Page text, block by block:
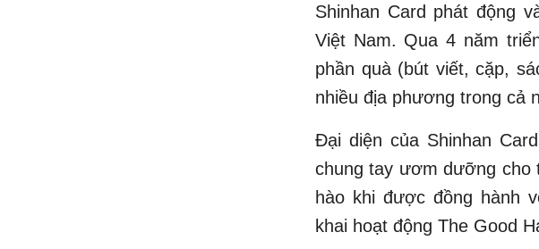
Shinhan Card phát động
Việt Nam. Qua 4 năm
phần quà (bút viết, cặp,
nhiều địa phương trong cả
Đại diện của Shinhan
chung tay ươm dưỡng cho
hào khi được đồng hành
khai hoạt động The Good